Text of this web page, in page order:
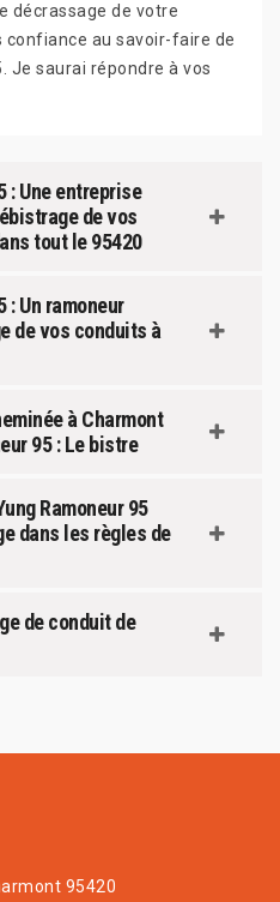
décrassage de votre
au savoir-faire de
Je saurai répondre à vos
: Une entreprise
de vos
tout le 95420
: Un ramoneur
de vos conduits à
à Charmont
95 : Le bistre
Ramoneur 95
dans les règles de
de conduit de
95420